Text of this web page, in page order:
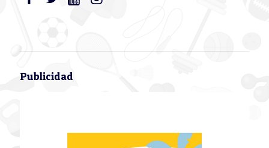
Publicidad